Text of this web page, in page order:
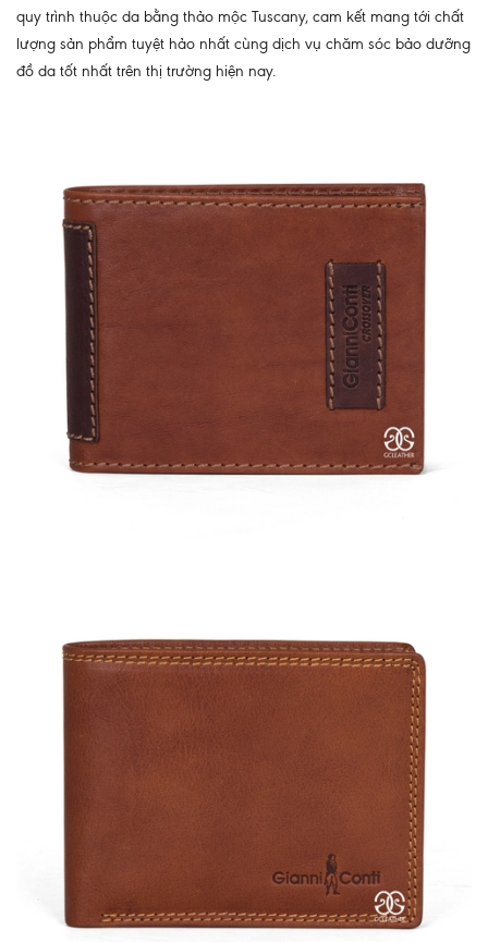
quy trình thuộc da bằng thảo mộc Tuscany, cam kết mang tới chất
lượng sản phẩm tuyệt hảo nhất cùng dịch vụ chăm sóc bảo dưỡng
đồ da tốt nhất trên thị trường hiện nay.